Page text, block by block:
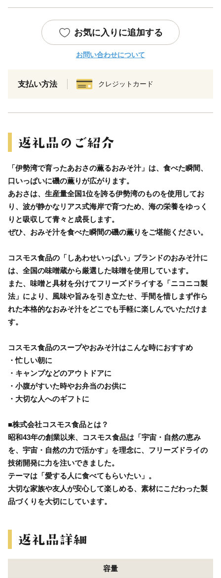
お気に入りに追加する
お問い合わせについて
支払い方法 クレジットカード
「伊勢湾で育ったあおさの薫るおみそ汁」は、食べた瞬間、
口いっぱいに磯の薫りが広がります。
あおさは、生産量全国1位を誇る伊勢湾のものを使用してお
り、波が静かなリアス式海岸で育つため、海の栄養をゆっく
りと吸収して青々と成長します。
ぜひ、おみそ汁を食べた瞬間の磯の薫りをご堪能ください。
コスモス食品の「しあわせいっぱい」ブランドのおみそ汁に
は、全国の味噌蔵から厳選した味噌を使用しています。
また、味噌と具材を分けてフリーズドライする「ニコニコ製
法」により、風味や旨みを引き立たせ、手間を惜しまず作ら
れた本格的なおみそ汁をどこでも手軽に楽しんでいただけま
す。
コスモス食品のスープやおみそ汁はこんな時におすすめ
・忙しい朝に
・キャンプなどのアウトドアに
・小腹がすいた時やお弁当のお供に
・大切な人へのギフトに
■株式会社コスモス食品とは？
昭和43年の創業以来、コスモス食品は「宇宙・自然の恵み
を、宇宙・自然の力で活かす」を理念に、フリーズドライの
技術開発に力を注いできました。
テーマは「愛する人に食べてもらいたい」。
大切な家族や友人が安心して楽しめる、素材にこだわった製
品づくりを大切にしています。
容量